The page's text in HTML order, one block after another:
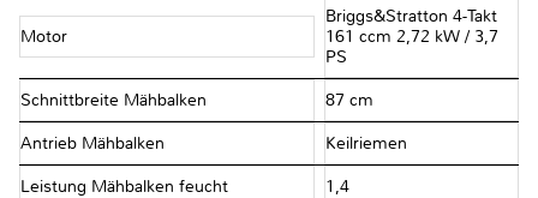
Motor
Briggs&Stratton 4-Takt
161 ccm 2,72 kW / 3,7
PS
Schnittbreite Mähbalken 87 cm
Antrieb Mähbalken Keilriemen
Leistung Mähbalken feucht 1,4